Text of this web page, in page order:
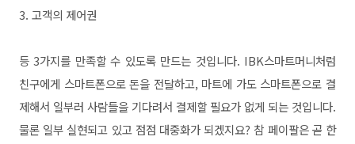
3. 고객의 제어권
등 3가지를 만족할 수 있도록 만드는 것입니다. IBK스마트머니처럼
친구에게 스마트폰으로 돈을 전달하고, 마트에 가도 스마트폰으로 결
제해서 일부러 사람들을 기다려서 결제할 필요가 없게 되는 것입니다.
물론 일부 실현되고 있고 점점 대중화가 되겠지요? 참 페이팔은 곧 한